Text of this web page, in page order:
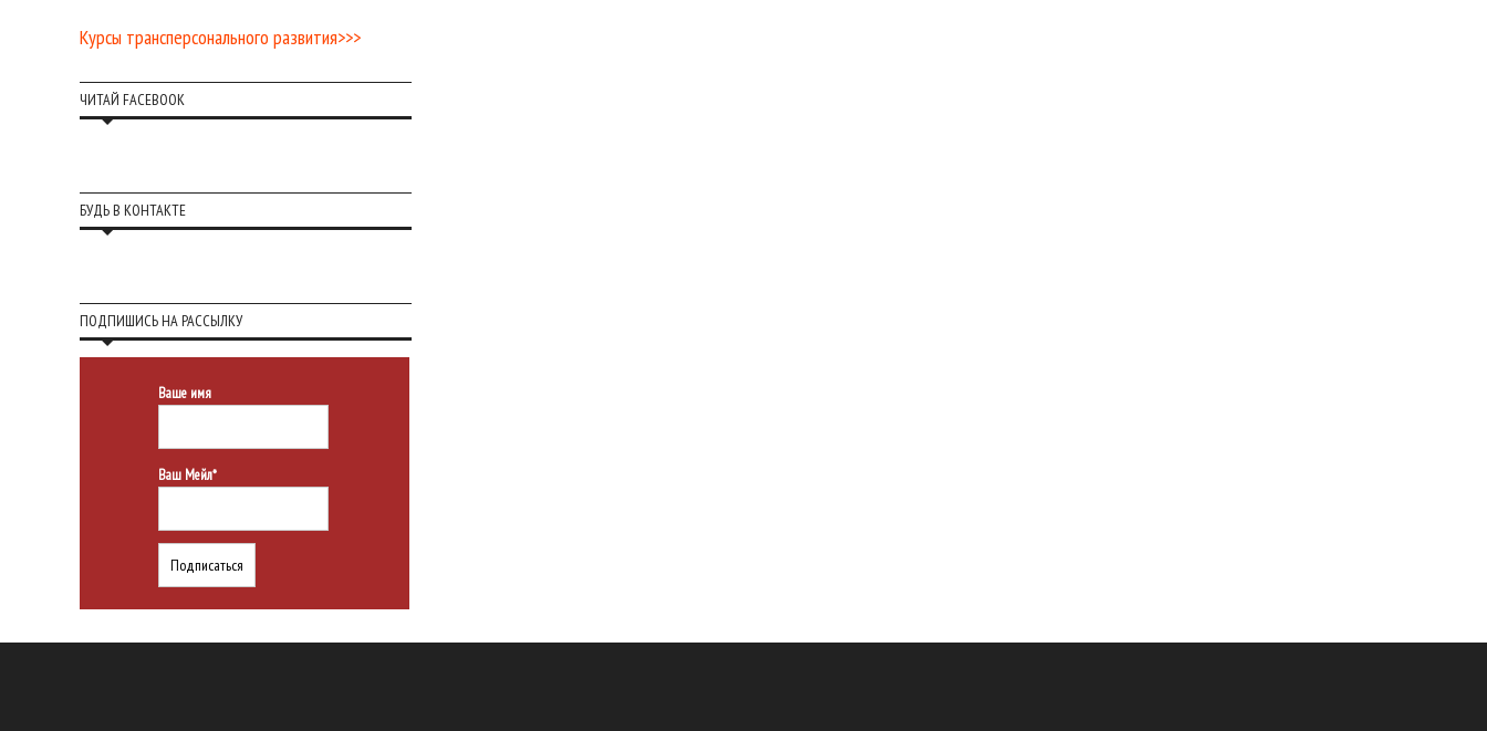
Курсы трансперсонального развития>>>
ЧИТАЙ FACEBOOK
БУДЬ В КОНТАКТЕ
ПОДПИШИСЬ НА РАССЫЛКУ
Ваше имя
Ваш Мейл*